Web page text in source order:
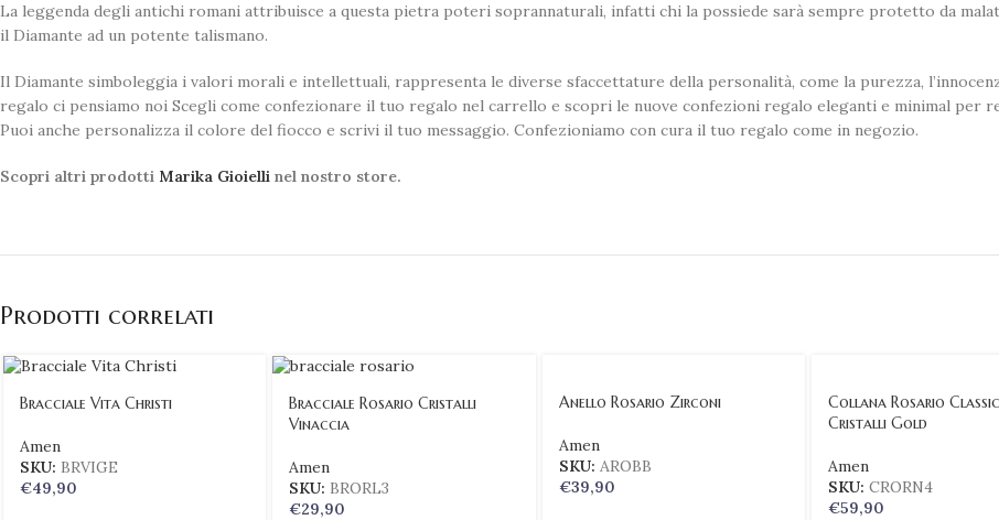
La leggenda degli antichi romani attribuisce a questa pietra poteri soprannaturali, infatti chi la possiede sarà sempre protetto da
il Diamante ad un potente talismano.
Il Diamante simboleggia i valori morali e intellettuali, rappresenta le diverse sfaccettature della personalità, come la purezza,
regalo ci pensiamo noi Scegli come confezionare il tuo regalo nel carrello e scopri le nuove confezioni regalo eleganti e minimal per
Puoi anche personalizza il colore del fiocco e scrivi il tuo messaggio. Confezioniamo con cura il tuo regalo come in negozio.
Scopri altri prodotti Marika Gioielli nel nostro store.
Prodotti correlati
Bracciale Vita Christi
Amen
SKU: BRVIGE
€49,90
Bracciale Rosario Cristalli
Vinaccia
Amen
SKU: BRORL3
€29,90
Anello Rosario Zirconi
Amen
SKU: AROBB
€39,90
Collana Rosario
Cristalli Gold
Amen
SKU:CRORN4
€59,90